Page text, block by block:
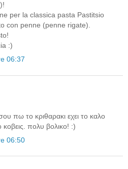
per la classica pasta Pastitsio
con penne (penne rigate).
:)
06:37
πω το κριθαρακι εχει το καλο
κοβεις. πολυ βολικο! :)
06:50